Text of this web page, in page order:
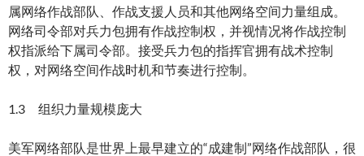
属网络作战部队、作战支援人员和其他网络空间力量组成。
网络司令部对兵力包拥有作战控制权，并视情况将作战控制
权指派给下属司令部。接受兵力包的指挥官拥有战术控制
权，对网络空间作战时机和节奏进行控制。
1.3 组织力量规模庞大
美军网络部队是世界上最早建立的“成建制”网络作战部队，很